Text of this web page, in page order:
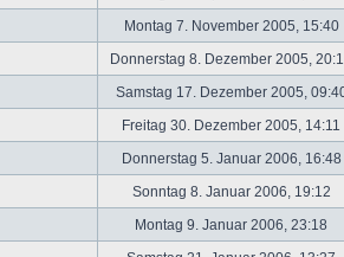
Montag 7. November 2005, 15:40
Donnerstag 8. Dezember 2005,
Samstag 17. Dezember 2005,
Freitag 30. Dezember 2005, 14:11
Donnerstag 5. Januar 2006, 16:48
Sonntag 8. Januar 2006, 19:12
Montag 9. Januar 2006, 23:18